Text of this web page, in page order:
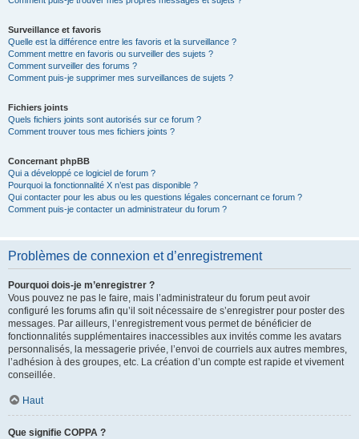
Surveillance et favoris
Quelle est la différence entre les favoris et la surveillance ?
Comment mettre en favoris ou surveiller des sujets ?
Comment surveiller des forums ?
Comment puis-je supprimer mes surveillances de sujets ?
Fichiers joints
Quels fichiers joints sont autorisés sur ce forum ?
Comment trouver tous mes fichiers joints ?
Concernant phpBB
Qui a développé ce logiciel de forum ?
Pourquoi la fonctionnalité X n’est pas disponible ?
Qui contacter pour les abus ou les questions légales concernant ce forum ?
Comment puis-je contacter un administrateur du forum ?
Problèmes de connexion et d’enregistrement
Pourquoi dois-je m’enregistrer ?
Vous pouvez ne pas le faire, mais l’administrateur du forum peut avoir
configuré les forums afin qu’il soit nécessaire de s’enregistrer pour poster des
messages. Par ailleurs, l’enregistrement vous permet de bénéficier de
fonctionnalités supplémentaires inaccessibles aux invités comme les avatars
personnalisés, la messagerie privée, l’envoi de courriels aux autres membres,
l’adhésion à des groupes, etc. La création d’un compte est rapide et vivement
conseillée.
Haut
Que signifie COPPA ?